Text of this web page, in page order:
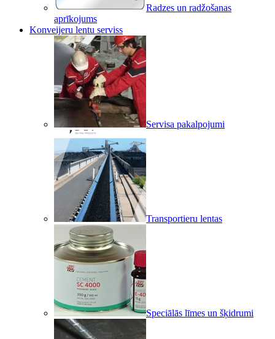
Radzes un radžošanas
aprīkojums
Konveijeru lentu serviss
Servisa pakalpojumi
Transportieru lentas
Speciālās līmes un šķidrumi